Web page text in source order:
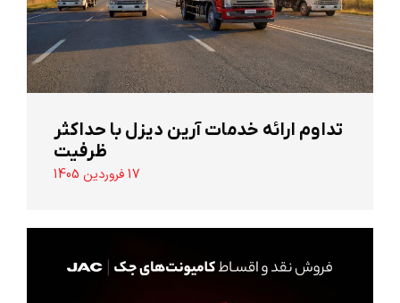
تداوم ارائه خدمات آرین دیزل با حداکثر
ظرفیت
17 فروردین 1405